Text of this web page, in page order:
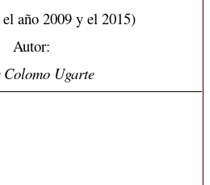
año 2009 y el 2015)
Autor:
Ugarte